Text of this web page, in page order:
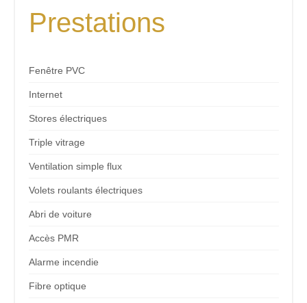
Prestations
Fenêtre PVC
Internet
Stores électriques
Triple vitrage
Ventilation simple flux
Volets roulants électriques
Abri de voiture
Accès PMR
Alarme incendie
Fibre optique